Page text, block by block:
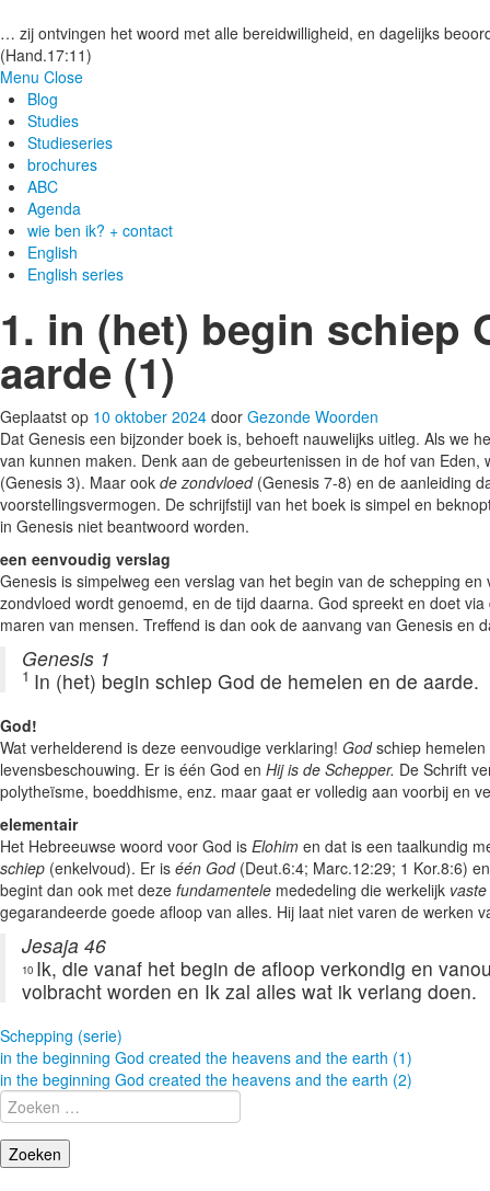
… zij ontvingen het woord met alle bereidwilligheid, en dagelijks
(Hand.17:11)
Menu Close
Blog
Studies
Studieseries
brochures
ABC
Agenda
wie ben ik? + contact
English
English series
1. in (het) begin schiep
aarde (1)
Geplaatst op 10 oktober 2024 door Gezonde Woorden
Dat Genesis een bijzonder boek is, behoeft nauwelijks uitleg. Als we
van kunnen maken. Denk aan de gebeurtenissen in de hof van
(Genesis 3). Maar ook de zondvloed(Genesis 7-8) en de aanleiding
voorstellingsvermogen. De schrijfstijl van het boek is simpel en
in Genesis niet beantwoord worden.
een eenvoudig verslag
Genesis is simpelweg een verslag van het begin van de schepping
zondvloed wordt genoemd, en de tijd daarna. God spreekt en doet
maren van mensen. Treffend is dan ook de aanvang van Genesis en
Genesis 1
1 In (het) begin schiep God de hemelen en de aarde.
God!
Wat verhelderend is deze eenvoudige verklaring! Godschiep hemelen
levensbeschouwing. Er is één God en Hij is de Schepper. De Schrift
polytheïsme, boeddhisme, enz. maar gaat er volledig aan voorbij en
elementair
Het Hebreeuwse woord voor God is Elohim en dat is een taalkundig
schiep (enkelvoud). Er is één God(Deut.6:4; Marc.12:29; 1 Kor.8:6)
begint dan ook met deze fundamentele mededeling die werkelijk
gegarandeerde goede afloop van alles. Hij laat niet varen de werken
Jesaja 46
10 Ik, die vanaf het begin de afloop verkondig en
volbracht worden en Ik zal alles wat ik verlang doen.
Schepping (serie)
Berichtnavigatie
in the beginning God created the heavens and the earth (1)
in the beginning God created the heavens and the earth (2)
Zoeken
naar: